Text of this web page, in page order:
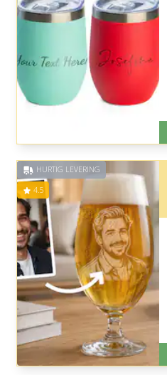
HURTIG LEVERING
4.5